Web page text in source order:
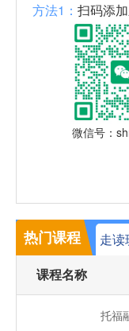
方法1： 扫码添
微信号：
热门课程 走读
课程名称
托福